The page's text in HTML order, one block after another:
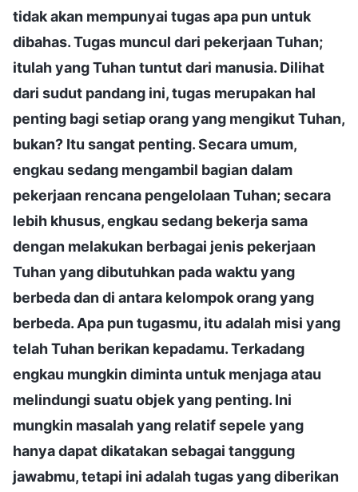
tidak akan mempunyai tugas apa pun untuk
dibahas. Tugas muncul dari pekerjaan Tuhan;
itulah yang Tuhan tuntut dari manusia. Dilihat
dari sudut pandang ini, tugas merupakan hal
penting bagi setiap orang yang mengikut Tuhan,
bukan? Itu sangat penting. Secara umum,
engkau sedang mengambil bagian dalam
pekerjaan rencana pengelolaan Tuhan; secara
lebih khusus, engkau sedang bekerja sama
dengan melakukan berbagai jenis pekerjaan
Tuhan yang dibutuhkan pada waktu yang
berbeda dan di antara kelompok orang yang
berbeda. Apa pun tugasmu, itu adalah misi yang
telah Tuhan berikan kepadamu. Terkadang
engkau mungkin diminta untuk menjaga atau
melindungi suatu objek yang penting. Ini
mungkin masalah yang relatif sepele yang
hanya dapat dikatakan sebagai tanggung
jawabmu, tetapi ini adalah tugas yang diberikan